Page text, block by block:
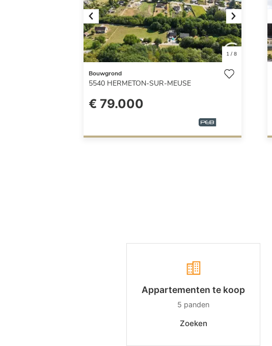
Previous Next
1 /8
Bouwgrond
5540 HERMETON-SUR-MEUSE
€ 79.000
Appartementen te koop
5 panden
Zoeken